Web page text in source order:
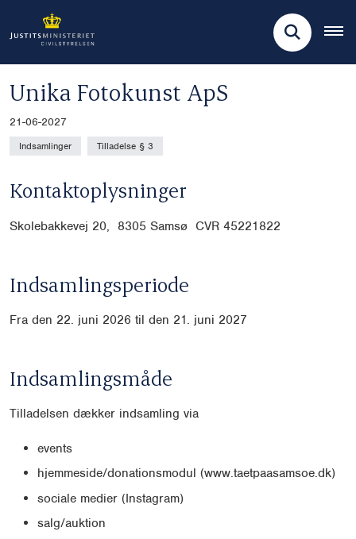
Unika Fotokunst ApS
21-06-2027
Indsamlinger Tilladelse § 3
Kontaktoplysninger
Skolebakkevej 20, 8305 Samsø CVR 45221822
Indsamlingsperiode
Fra den 22. juni 2026 til den 21. juni 2027
Indsamlingsmåde
Tilladelsen dækker indsamling via
events
hjemmeside/donationsmodul (www.taetpaasamsoe.dk)
sociale medier (Instagram)
salg/auktion